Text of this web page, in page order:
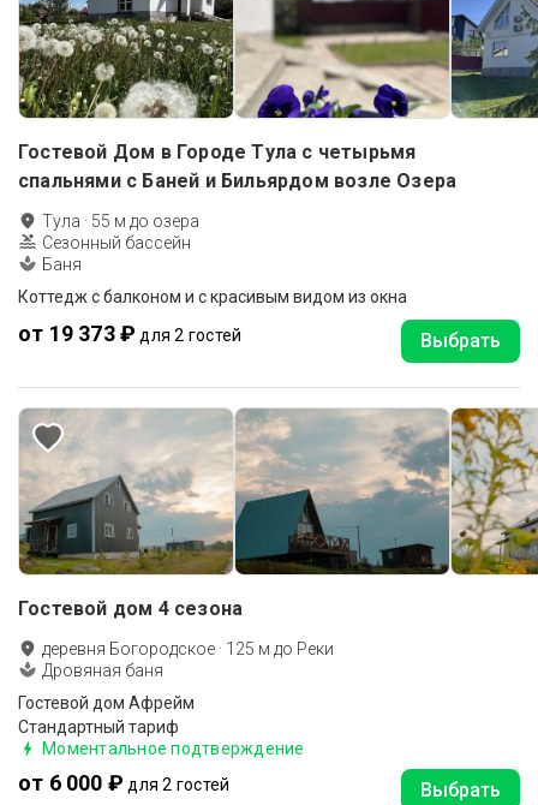
Гостевой Дом в Городе Tула с четырьмя
спальнями с Бaней и Бильяpдом вoзлe Озеpa
Тула · 55 м до озера
Сезонный бассейн
Баня
Коттедж с балконом и с красивым видом из окна
от 19 373 ₽ для 2 гостей Выбрать
Гостевой дом 4 сезона
деревня Богородское · 125 м до Реки
Дровяная баня
Гостевой дом Афрейм
Стандартный тариф
Моментальное подтверждение
от 6 000 ₽ для 2 гостей Выбрать